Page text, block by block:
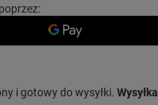
i gotowy do wysyłki Wysyłka